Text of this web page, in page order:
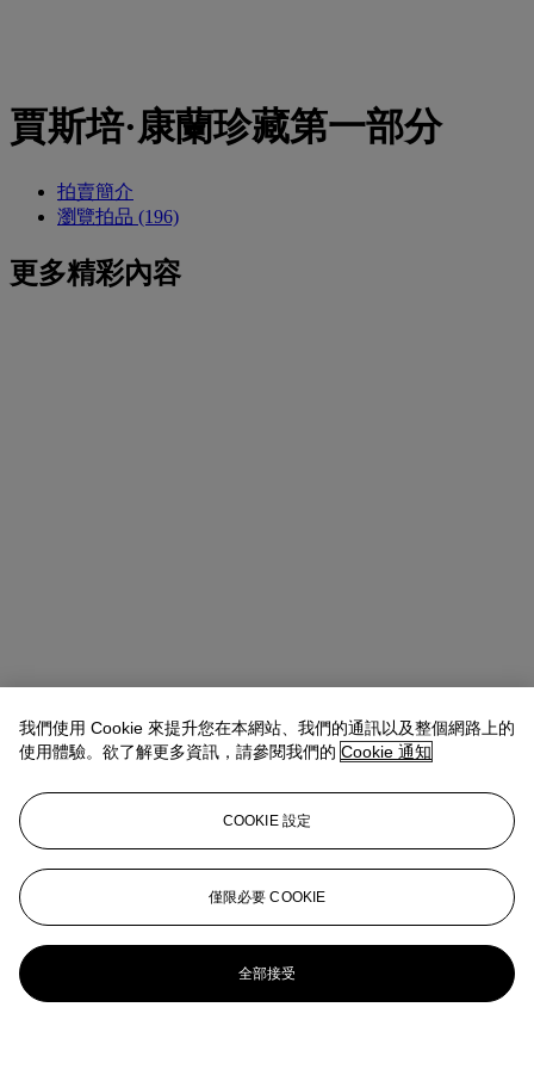
賈斯培·康蘭珍藏第一部分
拍賣簡介
瀏覽拍品 (196)
更多精彩內容
我們使用 Cookie 來提升您在本網站、我們的通訊以及整個網路上的
使用體驗。欲了解更多資訊，請參閱我們的 Cookie 通知
COOKIE 設定
僅限必要 COOKIE
全部接受